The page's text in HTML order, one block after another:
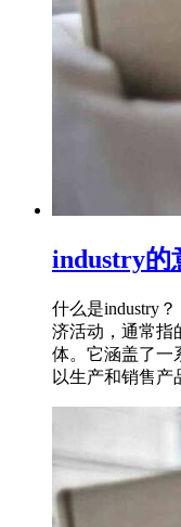
industry的
什么是industry
济活动，通常指
体。它涵盖了一
以生产和销售产